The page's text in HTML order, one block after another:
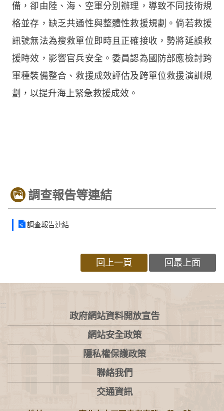
備，卻由陸、海、空軍分別辦理，導致不同技術規
格並存，缺乏共通性與整體性救援規劃。倘若救援
訊號無法為搜救單位即時且正確接收，勢將延誤救
援時效，影響官兵安全。委員認為國防部應檢討跨
軍種裝備整合、救援成效評估及跨單位救援演訓規
劃，以提升海上緊急救援成效。
調查報告等連結
調查報告連結
回上一頁 回最上面
:::
政府網站資料開放宣告
網站安全政策
隱私權保護政策
聯絡我們
交通資訊